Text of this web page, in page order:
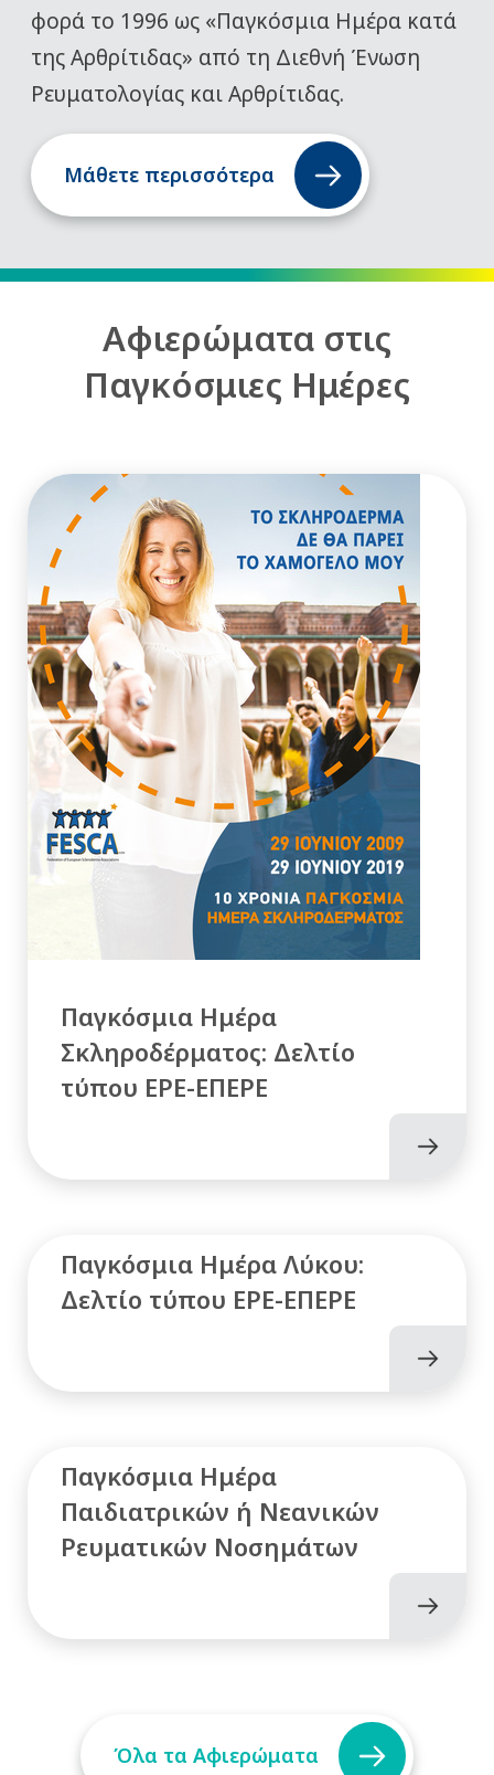
φορά το 1996 ως «Παγκόσμια Ημέρα κατά
της Αρθρίτιδας» από τη Διεθνή Ένωση
Ρευματολογίας και Αρθρίτιδας.
Μάθετε περισσότερα
Αφιερώματα στις
Παγκόσμιες Ημέρες
Παγκόσμια Ημέρα
Σκληροδέρματος: Δελτίο
τύπου ΕΡΕ-ΕΠΕΡΕ
Παγκόσμια Ημέρα Λύκου:
Δελτίο τύπου ΕΡΕ-ΕΠΕΡΕ
Παγκόσμια Ημέρα
Παιδιατρικών ή Νεανικών
Ρευματικών Νοσημάτων
Όλα τα Αφιερώματα